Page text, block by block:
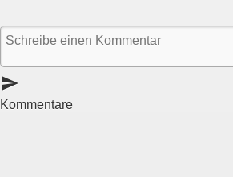
send
Kommentare